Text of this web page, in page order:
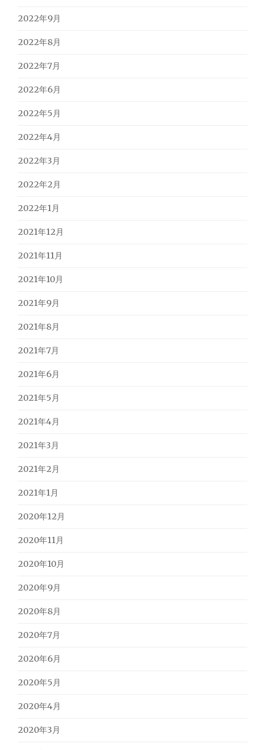
2022年9月
2022年8月
2022年7月
2022年6月
2022年5月
2022年4月
2022年3月
2022年2月
2022年1月
2021年12月
2021年11月
2021年10月
2021年9月
2021年8月
2021年7月
2021年6月
2021年5月
2021年4月
2021年3月
2021年2月
2021年1月
2020年12月
2020年11月
2020年10月
2020年9月
2020年8月
2020年7月
2020年6月
2020年5月
2020年4月
2020年3月